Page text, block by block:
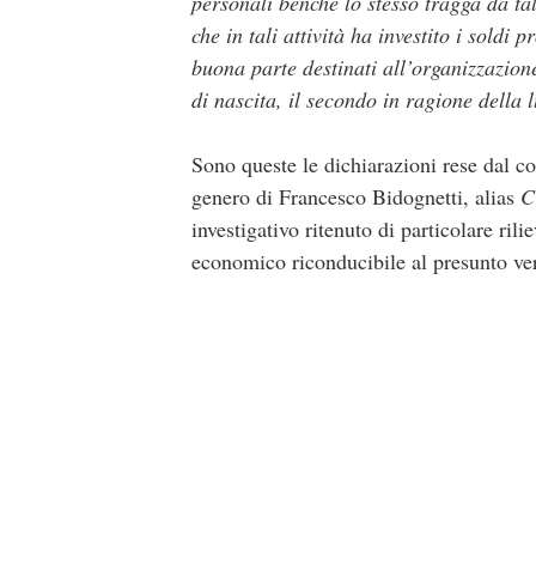
che in tali attività ha investito i soldi
buona parte destinati
di nascita, il secondo in ragione della
Sono queste le dichiarazioni rese dal
genero di Francesco Bidognetti, alias
investigativo ritenuto di particolare
economico riconducibile al presunto